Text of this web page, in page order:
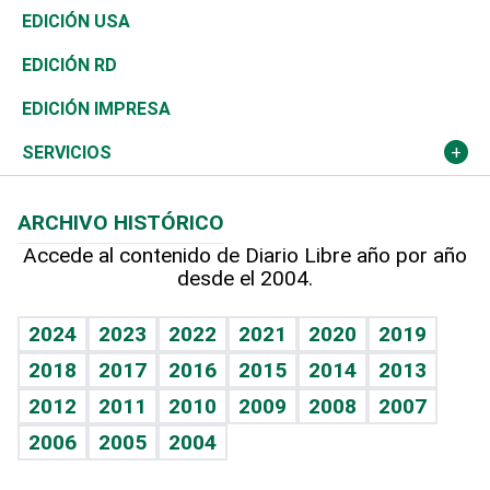
Reportajes
África
Ocenanía
Caribe
Resto del mundo
Vivienda
Telecom.
Global y variable
Economía personal
Buena Vida
Sociales
Novedades
Podcast Arte Libre
Hablando con el pediatra
Vida y familia
Eñe
Celebrando la vida
Sin complejos
Ciclismo
Tenis
Olimpismo
Más deportes
Línea de hit
TBT Deportivo
En Directo
El Espía
Noticiero Poteleche
Columnistas
Más firmas
Tecnología
Historia
Martes de tecnología
Cambio climático
Economía
Revista
Deportes
Opinión
Hecho en casa
Guía del dinero
EDICIÓN USA
EDICIÓN RD
EDICIÓN IMPRESA
SERVICIOS
Cumpleaños
Horóscopos
Crucigramas
ARCHIVO HISTÓRICO
Accede al contenido de Diario Libre año por año
desde el 2004.
2024 2023 2022 2021 2020
2019
2018
2017 2016 2015 2014
2013
2012
2011 2010 2009 2008
2007
2006
2005 2004